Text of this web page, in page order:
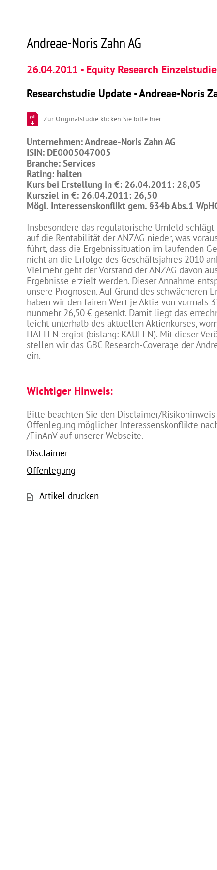
Andreae-Noris Zahn AG
26.04.2011 - Equity Research
Researchstudie Update - Andreae-Noris
pdf Zur Originalstudie klicken Sie bitte hier
Unternehmen: Andreae-Noris Zahn AG
ISIN: DE0005047005
Branche: Services
Rating: halten
Kurs bei Erstellung in €: 26.04.2011: 28,05
Kursziel in €: 26.04.2011: 26,50
Mögl. Interessenskonflikt gem. §34b Abs.1
Insbesondere das regulatorische Umfeld
auf die Rentabilität der ANZAG nieder, was
führt, dass die Ergebnissituation im laufenden
nicht an die Erfolge des Geschäftsjahres 2010
Vielmehr geht der Vorstand der ANZAG davon
Ergebnisse erzielt werden. Dieser Annahme
unsere Prognosen. Auf Grund des schwächeren
haben wir den fairen Wert je Aktie von vormals
nunmehr 26,50 € gesenkt. Damit liegt das
leicht unterhalb des aktuellen Aktienkurses,
HALTEN ergibt (bislang: KAUFEN). Mit dieser
stellen wir das GBC Research-Coverage der
ein.
Wichtiger Hinweis:
Bitte beachten Sie den Disclaimer/
Offenlegung möglicher Interessenskonflikte
/FinAnV auf unserer Webseite.
Disclaimer
Offenlegung
Artikel drucken